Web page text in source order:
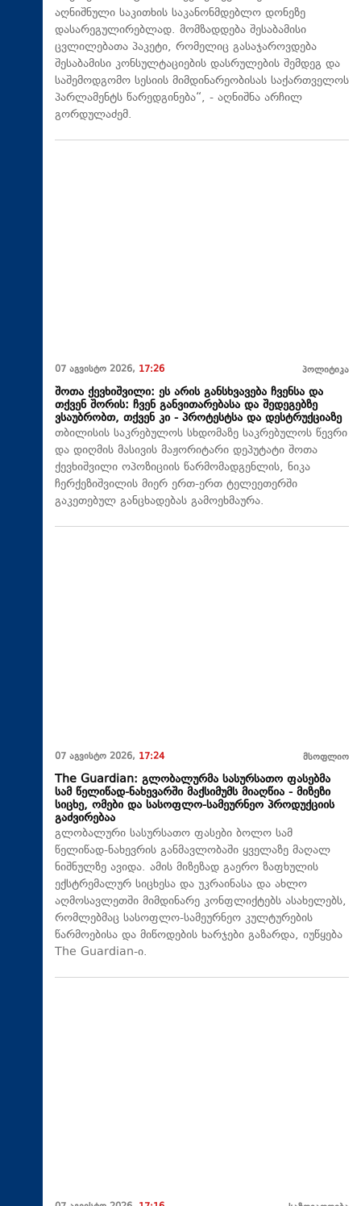
აღნიშნული საკითხის საკანონმდებლო დონეზე
დასარეგულირებლად. მომზადდება შესაბამისი
ცვლილებათა პაკეტი, რომელიც გასაჯაროვდება
შესაბამისი კონსულტაციების დასრულების შემდეგ და
საშემოდგომო სესიის მიმდინარეობისას საქართველოს
პარლამენტს წარედგინება“, - აღნიშნა არჩილ
გორდულაძემ.
07 აგვისტო 2026, 17:26 პოლიტიკა
შოთა ქევხიშვილი: ეს არის განსხვავება ჩვენსა და
თქვენ შორის: ჩვენ განვითარებასა და შედეგებზე
ვსაუბრობთ, თქვენ კი - პროტესტსა და დესტრუქციაზე
თბილისის საკრებულოს სხდომაზე საკრებულოს წევრი
და დიღმის მასივის მაჟორიტარი დეპუტატი შოთა
ქევხიშვილი ოპოზიციის წარმომადგენლის, ნიკა
ჩერქეზიშვილის მიერ ერთ-ერთ ტელეეთერში
გაკეთებულ განცხადებას გამოეხმაურა.
07 აგვისტო 2026, 17:24 მსოფლიო
The Guardian: გლობალურმა სასურსათო ფასებმა
სამ წელიწად-ნახევარში მაქსიმუმს მიაღწია - მიზეზი
სიცხე, ომები და სასოფლო-სამეურნეო პროდუქციის
გაძვირებაა
გლობალური სასურსათო ფასები ბოლო სამ
წელიწად-ნახევრის განმავლობაში ყველაზე მაღალ
ნიშნულზე ავიდა. ამის მიზეზად გაერო ზაფხულის
ექსტრემალურ სიცხესა და უკრაინასა და ახლო
აღმოსავლეთში მიმდინარე კონფლიქტებს ასახელებს,
რომლებმაც სასოფლო-სამეურნეო კულტურების
წარმოებისა და მიწოდების ხარჯები გაზარდა, იუწყება
The Guardian-ი.